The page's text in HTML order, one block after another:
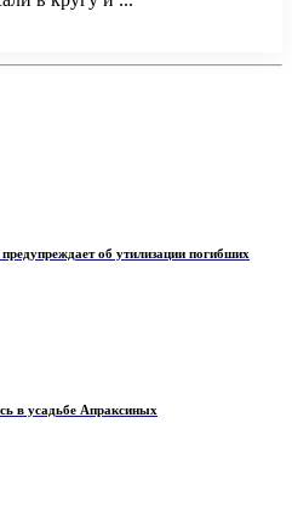
об утилизации погибших
в усадьбе Апраксиных